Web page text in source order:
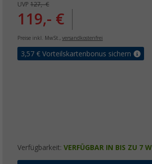
UVP 127,- €
119,- €
Preise inkl. MwSt., versandkostenfrei
3,57 € Vorteilskartenbonus sichern
Verfügbarkeit: VERFÜGBAR IN BIS ZU 7